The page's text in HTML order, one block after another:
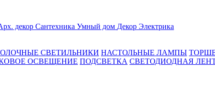
декор Сантехника Умный дом Декор Электрика
СВЕТИЛЬНИКИ НАСТОЛЬНЫЕ ЛАМПЫ
ОСВЕЩЕНИЕ ПОДСВЕТКА СВЕТОДИОДНАЯ